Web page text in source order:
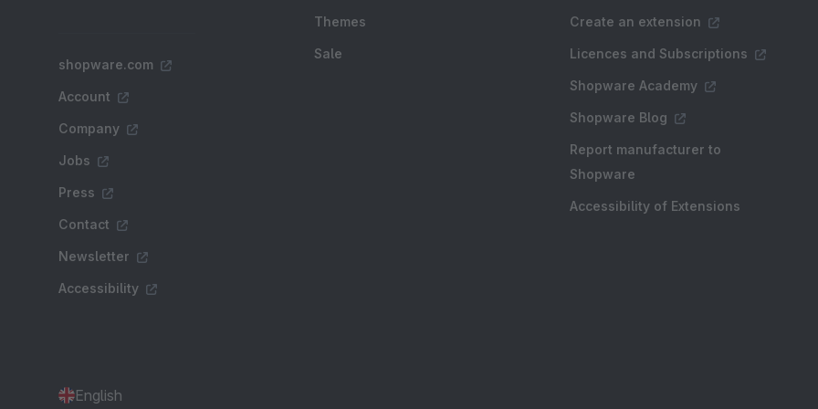
shopware.com
Account
Company
Jobs
Press
Contact
Newsletter
Accessibility
Themes
Sale
Create an extension
Licences and Subscriptions
Shopware Academy
Shopware Blog
Report manufacturer to
Shopware
Accessibility of Extensions
English